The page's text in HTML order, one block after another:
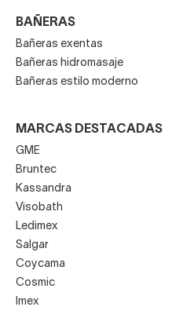
BAÑERAS
Bañeras exentas
Bañeras hidromasaje
Bañeras estilo moderno
MARCAS DESTACADAS
GME
Bruntec
Kassandra
Visobath
Ledimex
Salgar
Coycama
Cosmic
Imex